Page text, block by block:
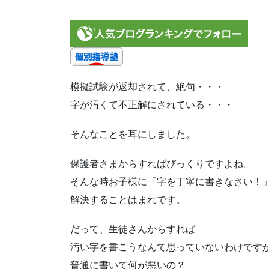
模擬試験が返却されて、絶句・・・
字が汚くて不正解にされている・・・
そんなことを耳にしました。
保護者さまからすればびっくりですよね。
そんな時お子様に「字を丁寧に書きなさい！
解決することはまれです。
だって、生徒さんからすれば
汚い字を書こうなんて思っていないわけです
普通に書いて何が悪いの？